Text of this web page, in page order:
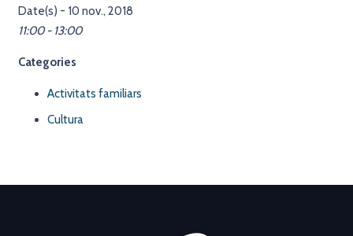
Date(s) - 10 nov., 2018
11:00 - 13:00
Categories
Activitats familiars
Cultura